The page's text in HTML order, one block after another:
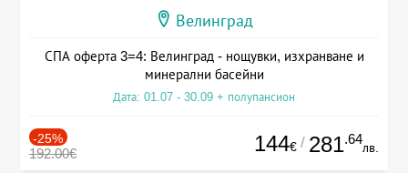
Велинград
СПА оферта 3=4: Велинград - нощувки, изхранване и
минерални басейни
Дата: 01.07 - 30.09 + полупансион
-25%
192.00€ 144€ / 281.64
лв.